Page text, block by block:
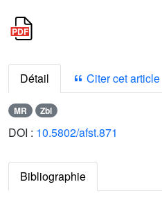
Détail Citer cet article
MR Zbl
DOI : 10.5802/afst.871
Bibliographie